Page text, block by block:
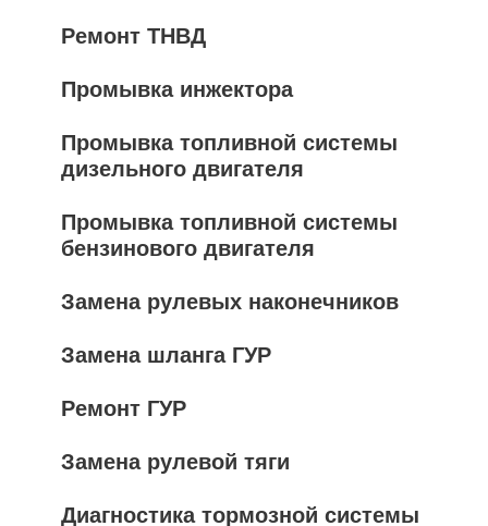
Ремонт ТНВД
Промывка инжектора
Промывка топливной системы
дизельного двигателя
Промывка топливной системы
бензинового двигателя
Замена рулевых наконечников
Замена шланга ГУР
Ремонт ГУР
Замена рулевой тяги
Диагностика тормозной системы